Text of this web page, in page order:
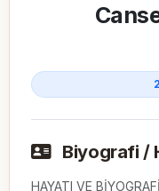
Biyografi /
HAYATI VE